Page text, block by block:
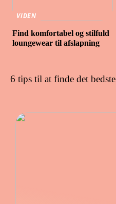
VIDEN
Find komfortabel og stilfuld
loungewear til afslapning
6 tips til at finde det